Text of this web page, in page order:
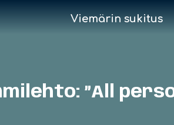
Viemärin sukitus
”All